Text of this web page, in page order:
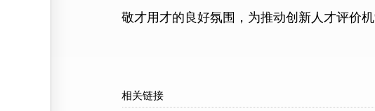
敬才用才的良好氛围，为推动创新人才评价
相关链接